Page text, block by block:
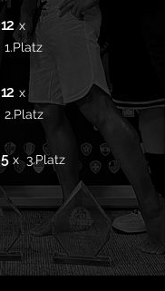
12 x
1.Platz
12 x
2.Platz
5 x 3.Platz